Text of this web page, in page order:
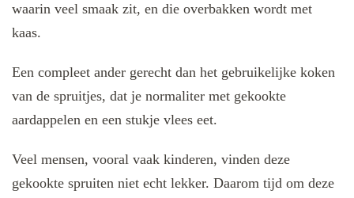
waarin veel smaak zit, en die overbakken wordt met
kaas.
Een compleet ander gerecht dan het gebruikelijke koken
van de spruitjes, dat je normaliter met gekookte
aardappelen en een stukje vlees eet.
Veel mensen, vooral vaak kinderen, vinden deze
gekookte spruiten niet echt lekker. Daarom tijd om deze